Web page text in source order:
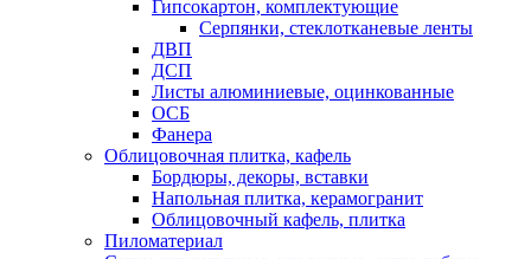
Гипсокартон, комплектующие
Серпянки, стеклотканевые ленты
ДВП
ДСП
Листы алюминиевые, оцинкованные
ОСБ
Фанера
Облицовочная плитка, кафель
Бордюры, декоры, вставки
Напольная плитка, керамогранит
Облицовочный кафель, плитка
Пиломатериал